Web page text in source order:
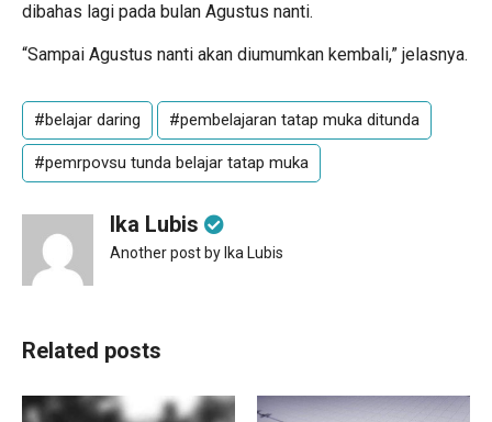
dibahas lagi pada bulan Agustus nanti.
“Sampai Agustus nanti akan diumumkan kembali,” jelasnya.
#belajar daring #pembelajaran tatap muka ditunda
#pemrpovsu tunda belajar tatap muka
Ika Lubis
Another post by Ika Lubis
Related posts